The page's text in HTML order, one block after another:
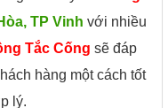
TP Vinh với nhiều
Tắc Cống sẽ đáp
hàng một cách tốt
lý.